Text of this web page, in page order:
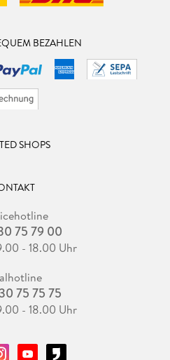
BEZAHLEN
SHOPS
75 79 00
- 18.00 Uhr
75 75 75
- 18.00 Uhr